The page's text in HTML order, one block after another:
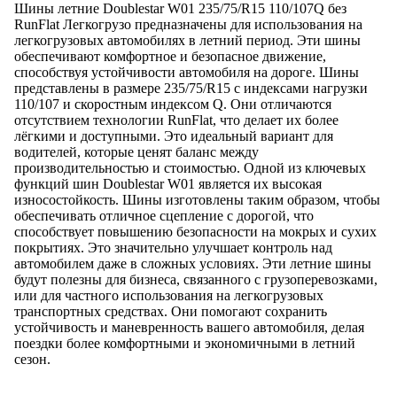
Шины летние Doublestar W01 235/75/R15 110/107Q без
RunFlat Легкогрузо предназначены для использования на
легкогрузовых автомобилях в летний период. Эти шины
обеспечивают комфортное и безопасное движение,
способствуя устойчивости автомобиля на дороге. Шины
представлены в размере 235/75/R15 с индексами нагрузки
110/107 и скоростным индексом Q. Они отличаются
отсутствием технологии RunFlat, что делает их более
лёгкими и доступными. Это идеальный вариант для
водителей, которые ценят баланс между
производительностью и стоимостью. Одной из ключевых
функций шин Doublestar W01 является их высокая
износостойкость. Шины изготовлены таким образом, чтобы
обеспечивать отличное сцепление с дорогой, что
способствует повышению безопасности на мокрых и сухих
покрытиях. Это значительно улучшает контроль над
автомобилем даже в сложных условиях. Эти летние шины
будут полезны для бизнеса, связанного с грузоперевозками,
или для частного использования на легкогрузовых
транспортных средствах. Они помогают сохранить
устойчивость и маневренность вашего автомобиля, делая
поездки более комфортными и экономичными в летний
сезон.